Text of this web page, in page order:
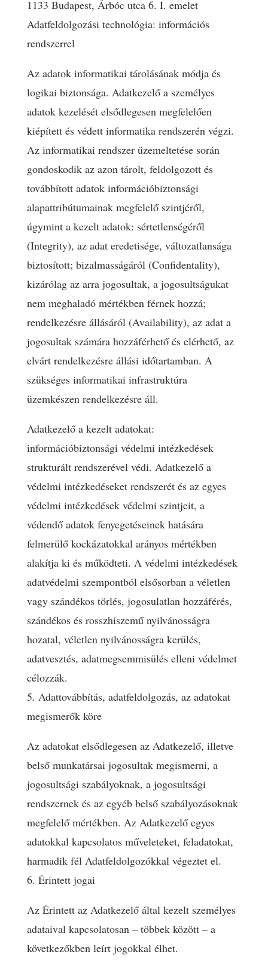
1133 Budapest, Árbóc utca 6. I. emelet
Adatfeldolgozási technológia: információs
rendszerrel
Az adatok informatikai tárolásának módja és
logikai biztonsága. Adatkezelő a személyes
adatok kezelését elsődlegesen megfelelően
kiépített és védett informatika rendszerén végzi.
Az informatikai rendszer üzemeltetése során
gondoskodik az azon tárolt, feldolgozott és
továbbított adatok információbiztonsági
alapattribútumainak megfelelő szintjéről,
úgymint a kezelt adatok: sértetlenségéről
(Integrity), az adat eredetisége, változatlansága
biztosított; bizalmasságáról (Confidentality),
kizárólag az arra jogosultak, a jogosultságukat
nem meghaladó mértékben férnek hozzá;
rendelkezésre állásáról (Availability), az adat a
jogosultak számára hozzáférhető és elérhető, az
elvárt rendelkezésre állási időtartamban. A
szükséges informatikai infrastruktúra
üzemkészen rendelkezésre áll.
Adatkezelő a kezelt adatokat:
információbiztonsági védelmi intézkedések
strukturált rendszerével védi. Adatkezelő a
védelmi intézkedéseket rendszerét és az egyes
védelmi intézkedések védelmi szintjeit, a
védendő adatok fenyegetéseinek hatására
felmerülő kockázatokkal arányos mértékben
alakítja ki és működteti. A védelmi intézkedések
adatvédelmi szempontból elsősorban a véletlen
vagy szándékos törlés, jogosulatlan hozzáférés,
szándékos és rosszhiszemű nyilvánosságra
hozatal, véletlen nyilvánosságra kerülés,
adatvesztés, adatmegsemmisülés elleni védelmet
célozzák.
5. Adattovábbítás, adatfeldolgozás, az adatokat
megismerők köre
Az adatokat elsődlegesen az Adatkezelő, illetve
belső munkatársai jogosultak megismerni, a
jogosultsági szabályoknak, a jogosultsági
rendszernek és az egyéb belső szabályozásoknak
megfelelő mértékben. Az Adatkezelő egyes
adatokkal kapcsolatos műveleteket, feladatokat,
harmadik fél Adatfeldolgozókkal végeztet el.
6. Érintett jogai
Az Érintett az Adatkezelő által kezelt személyes
adataival kapcsolatosan – többek között – a
következőkben leírt jogokkal élhet.